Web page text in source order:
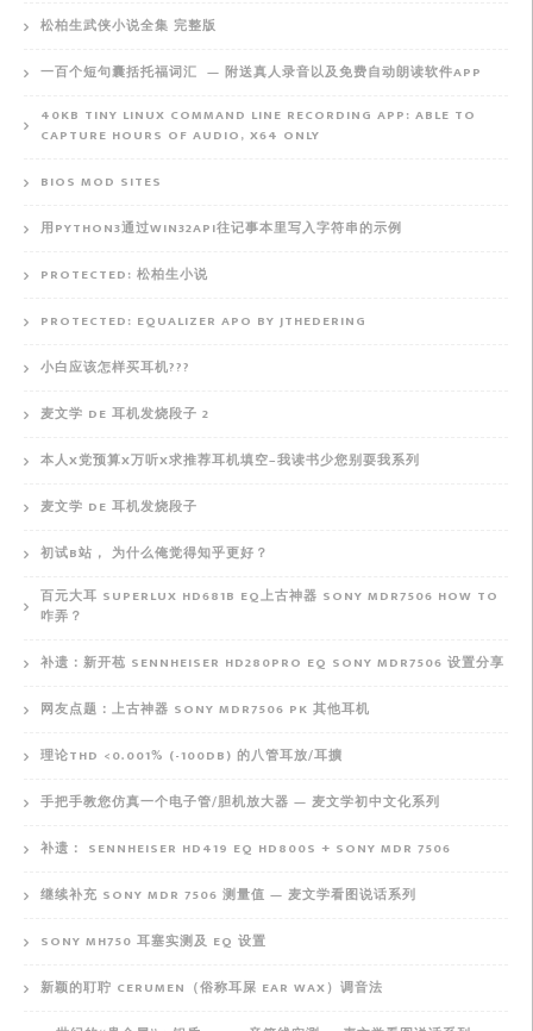
松柏生武侠小说全集 完整版
一百个短句囊括托福词汇 — 附送真人录音以及免费自动朗读软件APP
40KB TINY LINUX COMMAND LINE RECORDING APP: ABLE TO
CAPTURE HOURS OF AUDIO, X64 ONLY
BIOS MOD SITES
用PYTHON3通过WIN32API往记事本里写入字符串的示例
PROTECTED: 松柏生小说
PROTECTED: EQUALIZER APO BY JTHEDERING
小白应该怎样买耳机???
麦文学 DE 耳机发烧段子 2
本人X党预算X万听X求推荐耳机填空–我读书少您别耍我系列
麦文学 DE 耳机发烧段子
初试B站， 为什么俺觉得知乎更好？
百元大耳 SUPERLUX HD681B EQ上古神器 SONY MDR7506 HOW TO
咋弄？
补遗：新开苞 SENNHEISER HD280PRO EQ SONY MDR7506 设置分享
网友点题：上古神器 SONY MDR7506 PK 其他耳机
理论THD <0.001% (-100DB) 的八管耳放/耳擴
手把手教您仿真一个电子管/胆机放大器 — 麦文学初中文化系列
补遗： SENNHEISER HD419 EQ HD800S + SONY MDR 7506
继续补充 SONY MDR 7506 测量值 — 麦文学看图说话系列
SONY MH750 耳塞实测及 EQ 设置
新颖的耵聍 CERUMEN（俗称耳屎 EAR WAX）调音法